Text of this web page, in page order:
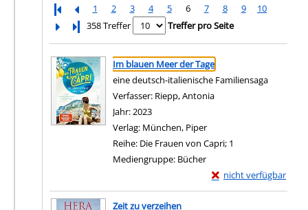
1
2 3 4 5 6 7 8 9
10
Letzte Seite
358 Treffer Treffer pro Seite
Suchergebnis
Zu den Suchfiltern springen
Im blauen Meer der Tage
eine deutsch-italienische Familiensaga
Verfasser: Riepp, Antonia
Jahr:2023
Verlag: München, Piper
Reihe: Die Frauen von Capri; 1
Mediengruppe: Bücher
nicht verfügbar
Exemplar-Details von
Zum Download von
Zeit zu verzeihen